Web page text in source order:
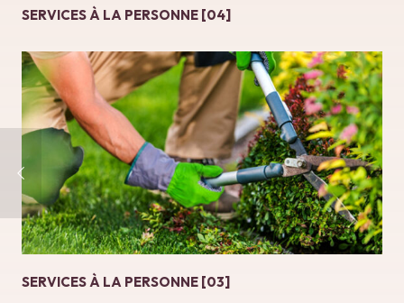
SERVICES À LA PERSONNE [04]
SERVICES À LA PERSONNE [03]